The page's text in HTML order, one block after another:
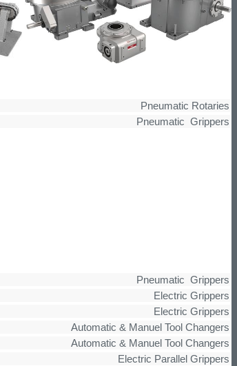
Pneumatic Rotaries
Pneumatic Grippers
Pneumatic Grippers
Electric Grippers
Electric Grippers
Automatic & Manuel Tool Changers
Automatic & Manuel Tool Changers
Electric Parallel Grippers